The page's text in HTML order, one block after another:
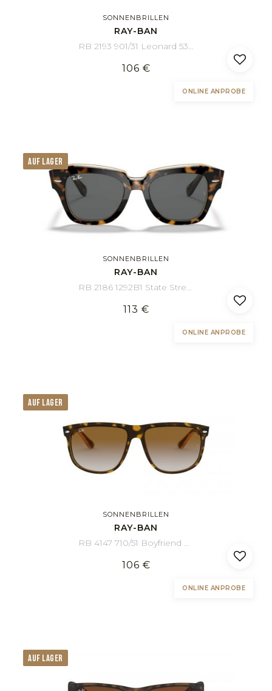
SONNENBRILLEN
RAY-BAN
RB 2193 901/31 Leonard 53/18
106 €
ONLINE ANPROBE
AUF LAGER
SONNENBRILLEN
RAY-BAN
RB 2186 1292B1 State Street 52/20
113 €
ONLINE ANPROBE
AUF LAGER
SONNENBRILLEN
RAY-BAN
RB 4147 710/51 Boyfriend 60/15
106 €
ONLINE ANPROBE
AUF LAGER